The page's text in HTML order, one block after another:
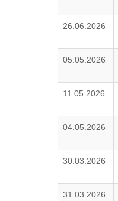
26.06.2026
05.05.2026
11.05.2026
04.05.2026
30.03.2026
31.03.2026